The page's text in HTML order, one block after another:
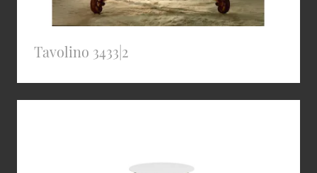
Tavolino 3433|2